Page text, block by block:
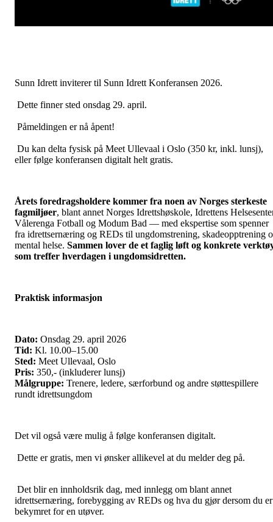
Sunn Idrett inviterer til Sunn Idrett Konferansen 2026.
Dette finner sted onsdag 29. april.
Påmeldingen er nå åpent!
Du kan delta fysisk på Meet Ullevaal i Oslo (350 kr, inkl. lunsj),
eller følge konferansen digitalt helt gratis.
Årets foredragsholdere kommer fra noen av Norges sterkeste
fagmiljøer, blant annet Norges Idrettshøskole, Idrettens
Vålerenga Fotball og Modum Bad — med ekspertise som spenner
fra idrettsernæring og REDs til ungdomstrening, skadeopptrening
mental helse. Sammen lover de et faglig løft og konkrete
som treffer hverdagen i ungdomsidretten.
Praktisk informasjon
Dato: Onsdag 29. april 2026
Tid: Kl. 10.00–15.00
Sted: Meet Ullevaal, Oslo
Pris: 350,- (inkluderer lunsj)
Målgruppe: Trenere, ledere, særforbund og andre støttespillere
rundt idrettsungdom
Det vil også være mulig å følge konferansen digitalt.
Dette er gratis, men vi ønsker allikevel at du melder deg på.
Det blir en innholdsrik dag, med innlegg om blant annet
idrettsernæring, forebygging av REDs og hva du gjør dersom du er
bekymret for en utøver.